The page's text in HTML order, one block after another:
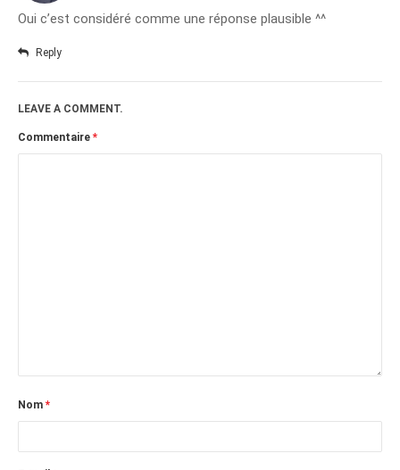
octobre 2011
septembre 2011
mai 2011
juin 2010
Oui c’est considéré comme une réponse plausible ^^
Reply
LEAVE A COMMENT.
Commentaire *
Nom *